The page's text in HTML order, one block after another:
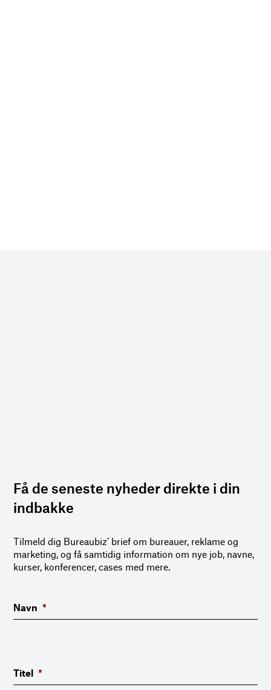
Få de seneste nyheder direkte i din
indbakke
Tilmeld dig Bureaubiz’ brief om bureauer, reklame og
marketing, og få samtidig information om nye job, navne,
kurser, konferencer, cases med mere.
Navn *
Titel *